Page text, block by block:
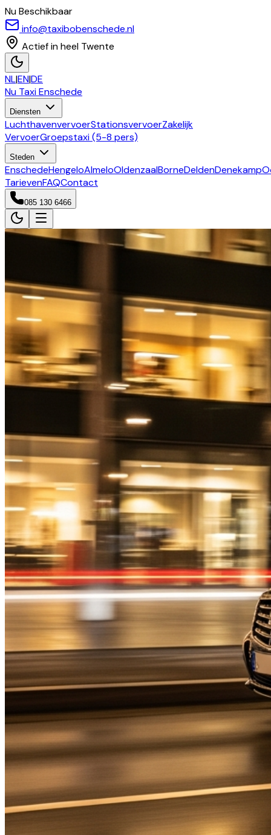
Nu Beschikbaar
info@taxibobenschede.nl
Actief in heel Twente
NL|EN|DE
Nu TaxiEnschede
Diensten
LuchthavenvervoerStationsvervoerZakelijk
VervoerGroepstaxi (5-8 pers)
Steden
EnschedeHengeloAlmeloOldenzaalBorneDeldenDenekamp
TarievenFAQContact
085 130 6466